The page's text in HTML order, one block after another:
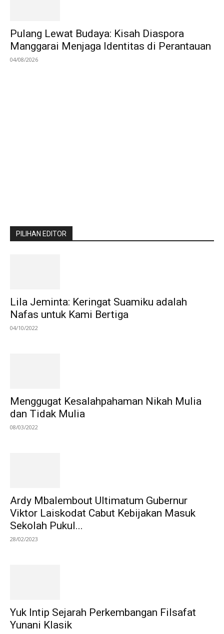
Pulang Lewat Budaya: Kisah Diaspora
Manggarai Menjaga Identitas di Perantauan
04/08/2026
PILIHAN EDITOR
Lila Jeminta: Keringat Suamiku adalah
Nafas untuk Kami Bertiga
04/10/2022
Menggugat Kesalahpahaman Nikah Mulia
dan Tidak Mulia
08/03/2022
Ardy Mbalembout Ultimatum Gubernur
Viktor Laiskodat Cabut Kebijakan Masuk
Sekolah Pukul...
28/02/2023
Yuk Intip Sejarah Perkembangan Filsafat
Yunani Klasik